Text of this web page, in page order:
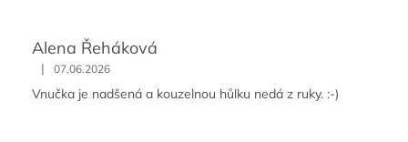
Alena Řeháková
| 07.06.2026
Vnučka je nadšená a kouzelnou hůlku nedá z ruky. :-)